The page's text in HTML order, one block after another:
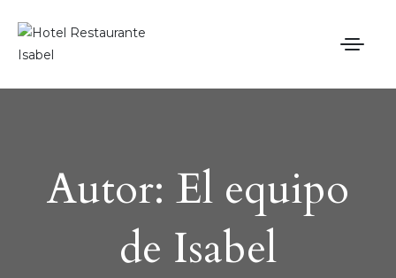
Carta Restaurante
Autor: El equipo
de Isabel